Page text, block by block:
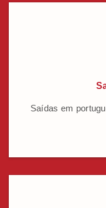
Saídas em